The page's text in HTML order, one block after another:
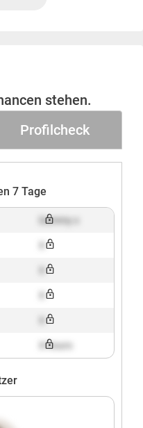
stehen.
Profilcheck
7 Tage
Dummy x
X hours